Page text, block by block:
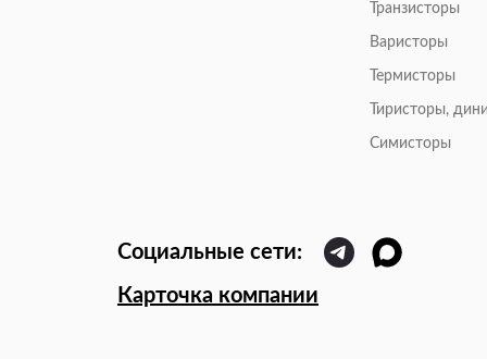
Транзисторы
Варисторы
Термисторы
Тиристоры,
Симисторы
Карточка компании